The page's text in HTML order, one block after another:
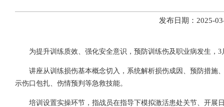
发布日期：2025-
为提升训练质效、强化安全意识，预防训练伤及职业病发生，
讲座从训练损伤基本概念切入，系统解析损伤成因、预防措施
示伤口包扎、伤情预判等急救技能。
培训设置实操环节，指战员在指导下模拟激活患处关节、开展